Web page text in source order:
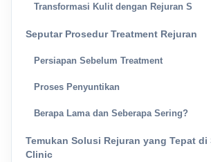
Transformasi Kulit dengan Rejuran S
Seputar Prosedur Treatment Rejuran
Persiapan Sebelum Treatment
Proses Penyuntikan
Berapa Lama dan Seberapa Sering?
Temukan Solusi Rejuran yang Tepat di
Clinic